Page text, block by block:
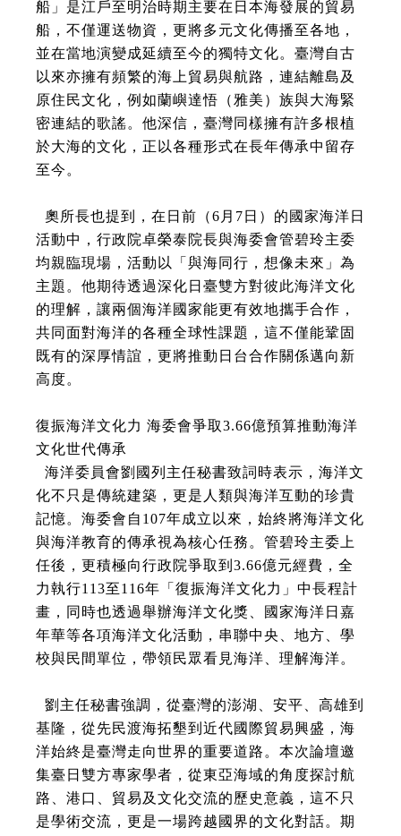
船」是江戶至明治時期主要在日本海發展的貿易
船，不僅運送物資，更將多元文化傳播至各地，
並在當地演變成延續至今的獨特文化。臺灣自古
以來亦擁有頻繁的海上貿易與航路，連結離島及
原住民文化，例如蘭嶼達悟（雅美）族與大海緊
密連結的歌謠。他深信，臺灣同樣擁有許多根植
於大海的文化，正以各種形式在長年傳承中留存
至今。
奧所長也提到，在日前（6月7日）的國家海洋日
活動中，行政院卓榮泰院長與海委會管碧玲主委
均親臨現場，活動以「與海同行，想像未來」為
主題。他期待透過深化日臺雙方對彼此海洋文化
的理解，讓兩個海洋國家能更有效地攜手合作，
共同面對海洋的各種全球性課題，這不僅能鞏固
既有的深厚情誼，更將推動日台合作關係邁向新
高度。
復振海洋文化力 海委會爭取3.66億預算推動海洋
文化世代傳承
海洋委員會劉國列主任秘書致詞時表示，海洋文
化不只是傳統建築，更是人類與海洋互動的珍貴
記憶。海委會自107年成立以來，始終將海洋文化
與海洋教育的傳承視為核心任務。管碧玲主委上
任後，更積極向行政院爭取到3.66億元經費，全
力執行113至116年「復振海洋文化力」中長程計
畫，同時也透過舉辦海洋文化獎、國家海洋日嘉
年華等各項海洋文化活動，串聯中央、地方、學
校與民間單位，帶領民眾看見海洋、理解海洋。
劉主任秘書強調，從臺灣的澎湖、安平、高雄到
基隆，從先民渡海拓墾到近代國際貿易興盛，海
洋始終是臺灣走向世界的重要道路。本次論壇邀
集臺日雙方專家學者，從東亞海域的角度探討航
路、港口、貿易及文化交流的歷史意義，這不只
是學術交流，更是一場跨越國界的文化對話。期